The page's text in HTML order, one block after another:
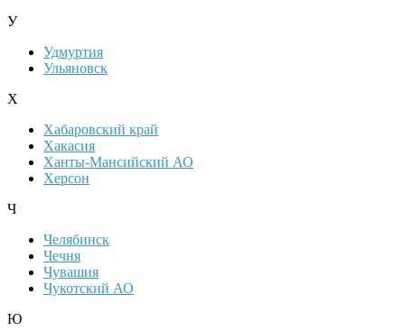
У
Удмуртия
Ульяновск
Х
Хабаровский край
Хакасия
Ханты-Мансийский АО
Херсон
Ч
Челябинск
Чечня
Чувашия
Чукотский АО
Ю